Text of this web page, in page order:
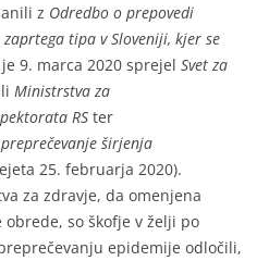
z Odredbo o prepovedi
tipa v Sloveniji, kjer se
9. marca 2020 sprejel Svet za
Ministrstva za
RS ter
širjenja
25. februarja 2020).
za zdravje, da omenjena
so škofje v želji po
epidemije odločili,